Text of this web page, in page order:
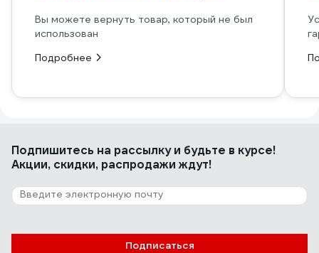
Вы можете вернуть товар, который не был
использован
Подробнее
Подпишитесь на рассылкуи будьте в курсе!
Акции, скидки, распродажи ждут!
Подписаться